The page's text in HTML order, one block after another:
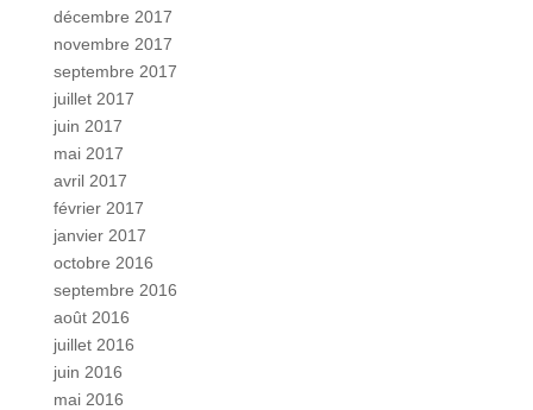
décembre 2017
novembre 2017
septembre 2017
juillet 2017
juin 2017
mai 2017
avril 2017
février 2017
janvier 2017
octobre 2016
septembre 2016
août 2016
juillet 2016
juin 2016
mai 2016